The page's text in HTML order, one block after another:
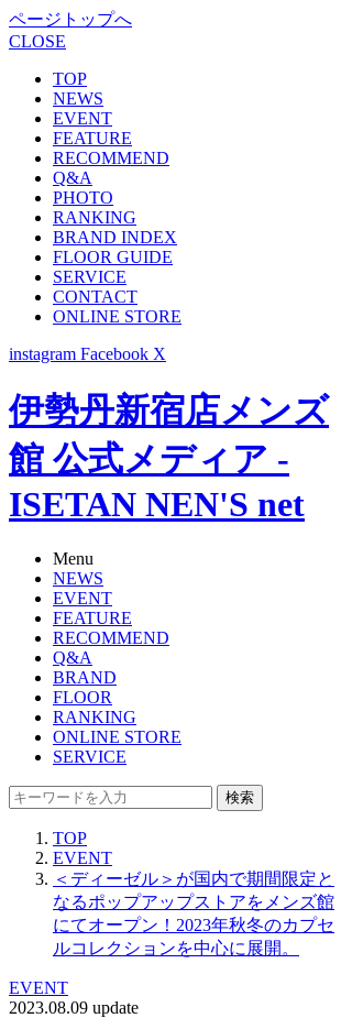
ページトップへ
CLOSE
TOP
NEWS
EVENT
FEATURE
RECOMMEND
Q&A
PHOTO
RANKING
BRAND INDEX
FLOOR GUIDE
SERVICE
CONTACT
ONLINE STORE
instagram Facebook X
伊勢丹新宿店メンズ
館 公式メディア -
ISETAN NEN'S net
Menu
NEWS
EVENT
FEATURE
RECOMMEND
Q&A
BRAND
FLOOR
RANKING
ONLINE STORE
SERVICE
検索
TOP
EVENT
＜ディーゼル＞が国内で期間限定と
なるポップアップストアをメンズ館
にてオープン！2023年秋冬のカプセ
ルコレクションを中心に展開。
EVENT
2023.08.09 update